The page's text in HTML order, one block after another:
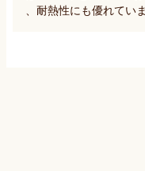
、耐熱性にも優れてい